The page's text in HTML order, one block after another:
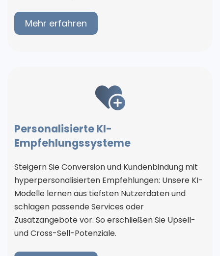
Mehr erfahren
Personalisierte KI-
Empfehlungssysteme
Steigern Sie Conversion und Kundenbindung mit
hyperpersonalisierten Empfehlungen: Unsere KI-
Modelle lernen aus tiefsten Nutzerdaten und
schlagen passende Services oder
Zusatzangebote vor. So erschließen Sie Upsell-
und Cross-Sell-Potenziale.